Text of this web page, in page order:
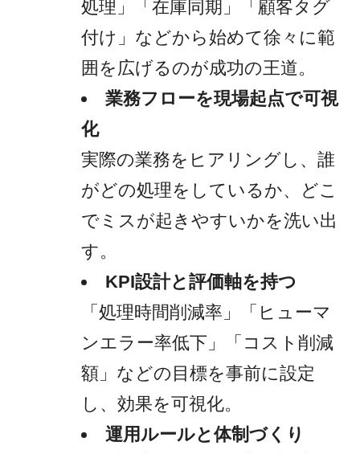
処理」「在庫同期」「顧客タグ
付け」などから始めて徐々に範
囲を広げるのが成功の王道。
業務フローを現場起点で可視
化
実際の業務をヒアリングし、誰
がどの処理をしているか、どこ
でミスが起きやすいかを洗い出
す。
KPI設計と評価軸を持つ
「処理時間削減率」「ヒューマ
ンエラー率低下」「コスト削減
額」などの目標を事前に設定
し、効果を可視化。
運用ルールと体制づくり